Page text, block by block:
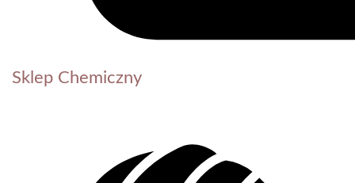
Sklep Chemiczny